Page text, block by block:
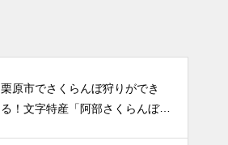
栗原市でさくらんぼ狩りができ
る！文字特産「阿部さくらんぼ農